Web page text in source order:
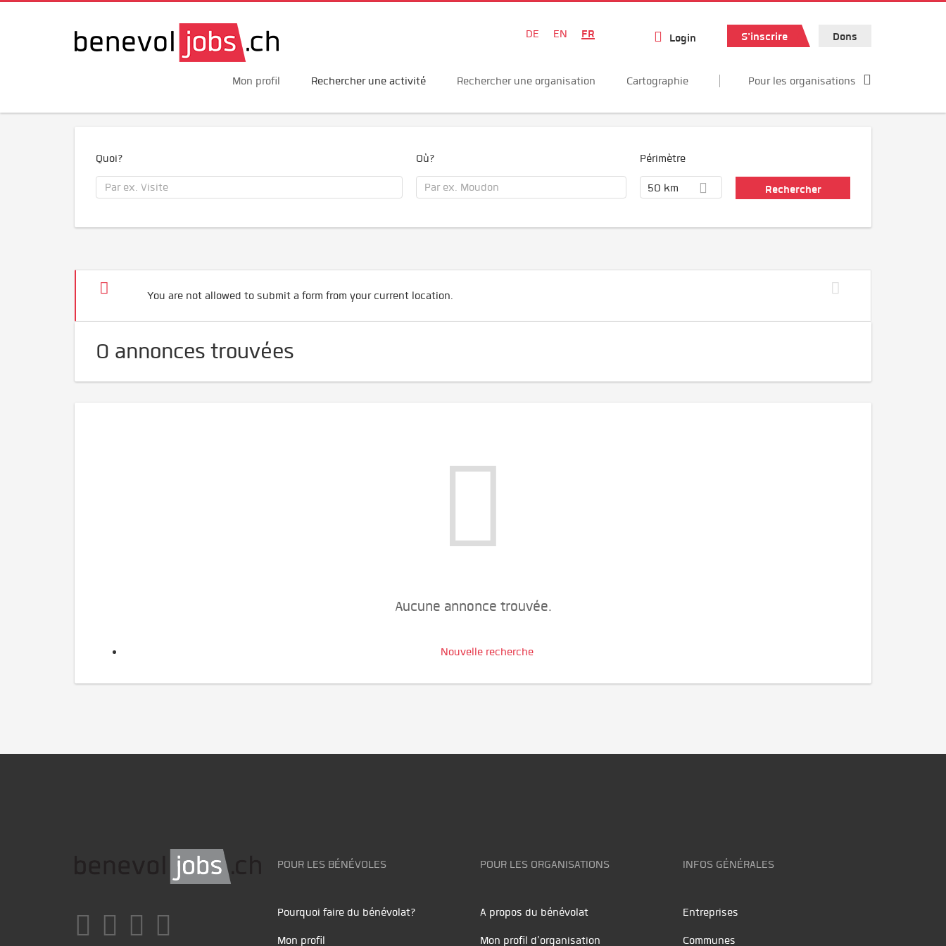
DE EN FR Login S'inscrire Dons
Mon profil Rechercher une activité Rechercher une organisation Cartographie Pour les organisations
Quoi? Où? Périmètre
50 km
You are not allowed to submit a form from your current location.
0 annonces trouvées
Aucune annonce trouvée.
Nouvelle recherche
POUR LES BÉNÉVOLES
Pourquoi faire du bénévolat?
Mon profil
POUR LES ORGANISATIONS
A propos du bénévolat
Mon profil d'organisation
INFOS GÉNÉRALES
Entreprises
Communes